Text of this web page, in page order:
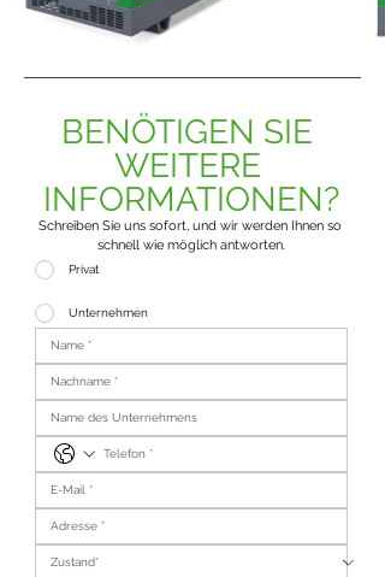
BENÖTIGEN SIE
WEITERE
INFORMATIONEN?
Schreiben Sie uns sofort, und wir werden Ihnen so
schnell wie möglich antworten.
Privat
Unternehmen